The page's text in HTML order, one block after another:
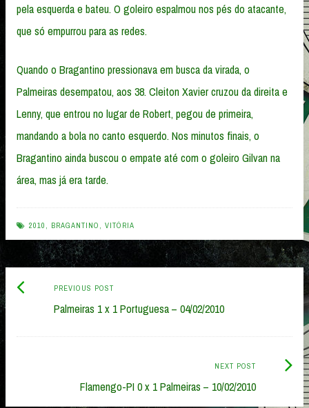
pela esquerda e bateu. O goleiro espalmou nos pés do atacante,
que só empurrou para as redes.
Quando o Bragantino pressionava em busca da virada, o
Palmeiras desempatou, aos 38. Cleiton Xavier cruzou da direita e
Lenny, que entrou no lugar de Robert, pegou de primeira,
mandando a bola no canto esquerdo. Nos minutos finais, o
Bragantino ainda buscou o empate até com o goleiro Gilvan na
área, mas já era tarde.
2010 , BRAGANTINO , VITÓRIA
Post
navigation
PREVIOUS POSTPrevious
post:
Palmeiras 1 x 1 Portuguesa – 04/02/2010
NEXT POST
Flamengo-PI 0 x 1 Palmeiras – 10/02/2010
Next